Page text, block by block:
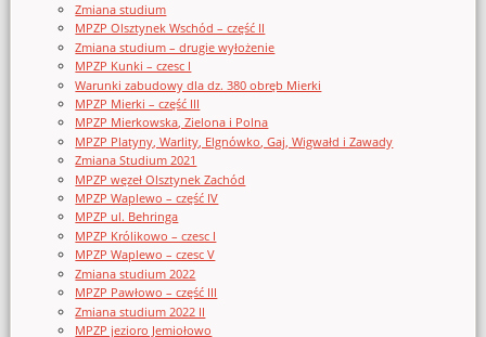
Zmiana studium
MPZP Olsztynek Wschód – część II
Zmiana studium – drugie wyłożenie
MPZP Kunki – czesc I
Warunki zabudowy dla dz. 380 obręb Mierki
MPZP Mierki – część III
MPZP Mierkowska, Zielona i Polna
MPZP Platyny, Warlity, Elgnówko, Gaj, Wigwałd i Zawady
Zmiana Studium 2021
MPZP węzeł Olsztynek Zachód
MPZP Waplewo – część IV
MPZP ul. Behringa
MPZP Królikowo – czesc I
MPZP Waplewo – czesc V
Zmiana studium 2022
MPZP Pawłowo – część III
Zmiana studium 2022 II
MPZP jezioro Jemiołowo